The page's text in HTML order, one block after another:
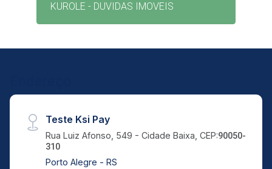
KUROLE - DUVIDAS IMOVEIS
Teste Ksi Pay
Rua Luiz Afonso, 549 - Cidade Baixa, CEP:90050-
310
Porto Alegre - RS